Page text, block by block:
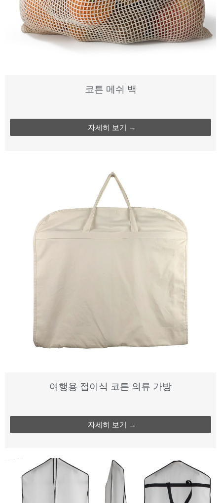
코튼 메쉬 백
자세히 보기 →
여행용 접이식 코튼 의류 가방
자세히 보기 →